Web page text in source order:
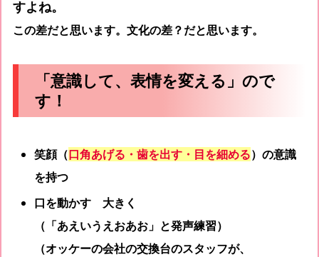
すよね。
この差だと思います。文化の差？だと思います。
「意識して、表情を変える」ので
す！
笑顔（口角あげる・歯を出す・目を細める）の意識
を持つ
口を動かす 大きく
（「あえいうえおあお」と発声練習）
（オッケーの会社の交換台のスタッフが、